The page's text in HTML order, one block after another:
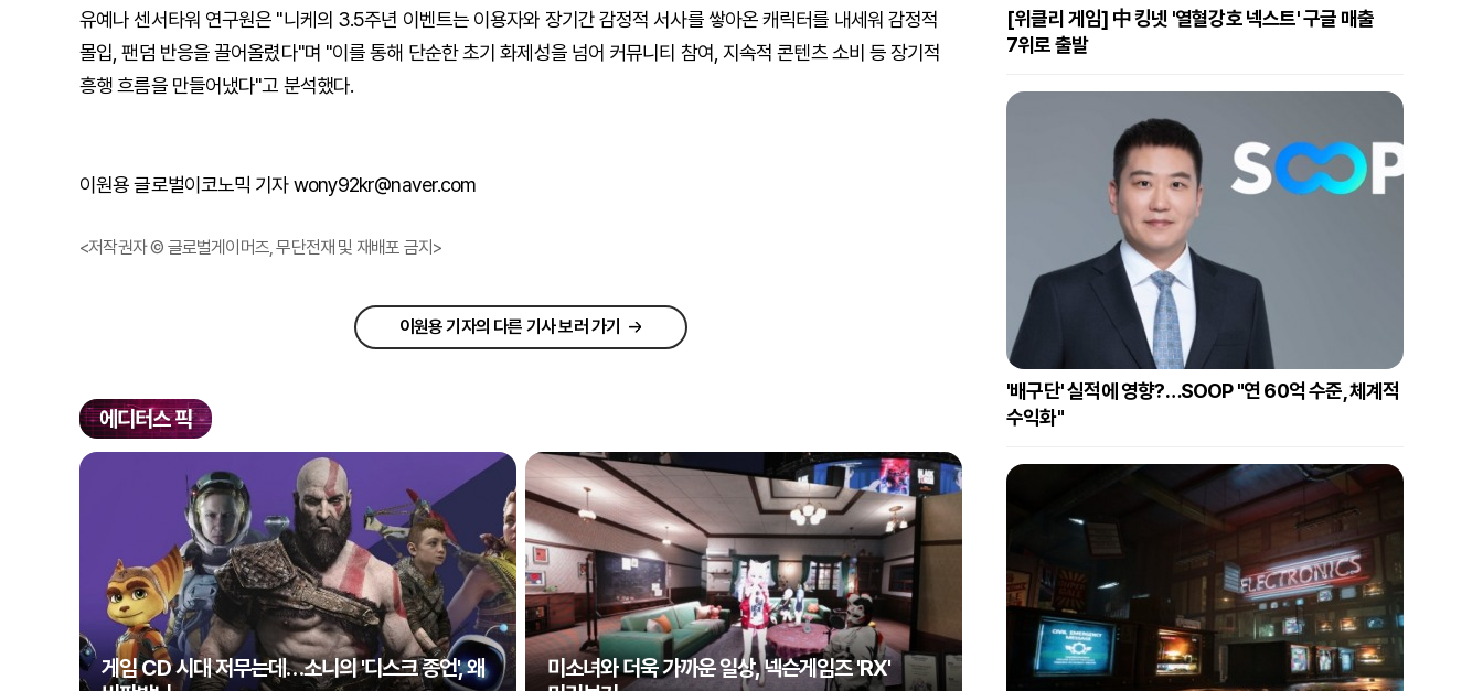
유예나 센서타워 연구원은 "니케의 3.5주년 이벤트는 이용자와 장기간 감정적 서사를 쌓아온 캐릭터를 내세워 감정적
몰입, 팬덤 반응을 끌어올렸다"며 "이를 통해 단순한 초기 화제성을 넘어 커뮤니티 참여, 지속적 콘텐츠 소비 등 장기적
흥행 흐름을 만들어냈다"고 분석했다.
이원용 글로벌이코노믹 기자 wony92kr@naver.com
<저작권자 © 글로벌게이머즈, 무단전재 및 재배포 금지>
이원용 기자의 다른 기사 보러 가기
에디터스 픽
게임 CD 시대 저무는데…소니의 '디스크 종언', 왜
미소녀와 더욱 가까운 일상, 넥슨게임즈 'RX'
[위클리 게임] 中 킹넷 '열혈강호 넥스트' 구글 매출
7위로 출발
'배구단' 실적에 영향?…SOOP "연 60억 수준, 체계적
수익화"